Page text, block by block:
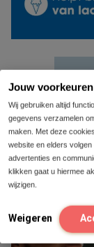
Jouw voorkeuren
Wij gebruiken altijd
gegevens verzamelen
maken. Met deze
website en elders
advertenties en
klikken gaat u hiermee
wijzigen.
Weigeren